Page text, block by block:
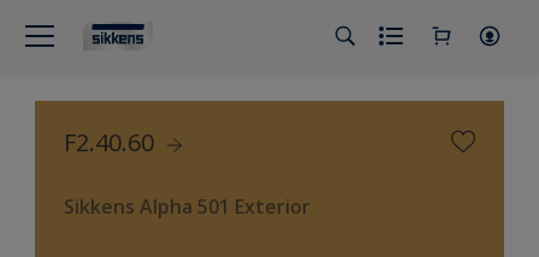
F2.40.60
Sikkens Alpha 501 Exterior